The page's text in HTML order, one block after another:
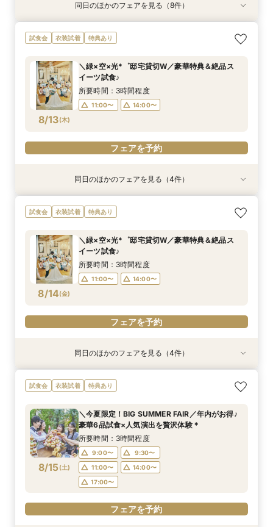
衣装試着 特典あり
8/11(火)
【少人数W限定】1日1組限定の貸切空間×光の
チャペル×豪華試食
9:30〜
14:00〜
17:00〜
衣装試着 特典あり
8/11(火)
【”ムダ”を徹底省略！】「やらなくてもいい」か
ら始めるNEWスタイル結婚式
9:00〜
11:00〜
14:00〜
17:00〜
衣装試着 特典あり
8/11(火)
《マタニティ＆ファミリー婚に》個室もOK！安
心相談会◎
9:00〜
11:00〜
14:00〜
17:00〜
衣装試着 特典あり
8/11(火)
大切なペットも一緒に♪邸宅貸切＆選べる3つの挙
式×豪華特典
9:00〜
11:00〜
14:00〜
17:00〜
衣装試着 特典あり
8/11(火)
＼何も決まってなくてOK／安心相談◎全館まる
ごと見学&無料試食
9:00〜
11:00〜
14:00〜
17:00〜
8/11(火)
【タイパ重視★*60分見学】緑溢れる貸切邸宅を
短時間でご案内OK◎
10:00〜
14:00〜
16:00〜
衣装試着 特典あり
8/11(火)
＼料理重視◎五感で堪能／とろける和牛×伊勢海
老*6品試食★
9:00〜
11:00〜
14:00〜
17:00〜
衣装試着 特典あり
8/11(火)
《遠方応援fair！》バスプレゼント&親御様も試
食付♪安心相談◎
9:00〜
11:00〜
14:00〜
17:00〜
同日のほかのフェアを見る（8件）
試食会 衣装試着 特典あり
8/13(木)
＼緑×空×光*゜邸宅貸切W／豪華特典＆絶品ス
イーツ試食♪
所要時間：3時間程度
11:00〜 14:00〜
フェアを予約
衣装試着 特典あり
8/13(木)
《マタニティ＆ファミリー婚に》個室もOK！安
心相談会◎
11:00〜
衣装試着 特典あり
8/13(木)
《ペットも一緒に♪》広大な敷地を貸切＆憧れ挙
式体験×豪華特典
11:00〜
衣装試着 特典あり
8/13(木)
【少人数ウェディング限定】一軒家を貸切見学×
スイーツ試食★*
11:00〜
衣装試着 特典あり
8/13(木)
【”ムダ”を徹底省略！】「やらなくてもいい」か
ら始めるNEWスタイル結婚式
11:00〜
同日のほかのフェアを見る（4件）
試食会 衣装試着 特典あり
8/14(金)
＼緑×空×光*゜邸宅貸切W／豪華特典＆絶品ス
イーツ試食♪
所要時間：3時間程度
11:00〜 14:00〜
フェアを予約
衣装試着 特典あり
8/14(金)
《マタニティ＆ファミリー婚に》個室もOK！安
心相談会◎
11:00〜 14:00〜
フェアを予約
衣装試着 特典あり
8/14(金)
《ペットも一緒に♪》広大な敷地を貸切＆憧れ挙
式体験×豪華特典
11:00〜 14:00〜
フェアを予約
衣装試着 特典あり
8/14(金)
【少人数ウェディング限定】一軒家を貸切見学×
スイーツ試食★*
11:00〜 14:00〜
フェアを予約
衣装試着 特典あり
8/14(金)
【”ムダ”を徹底省略！】「やらなくてもいい」か
ら始めるNEWスタイル結婚式
11:00〜 14:00〜
フェアを予約
同日のほかのフェアを見る（4件）
試食会 衣装試着 特典あり
8/15(土)
＼今夏限定！BIG SUMMER FAIR／年内がお得♪
豪華6品試食×人気演出を贅沢体験＊
所要時間：3時間程度
9:00〜
9:30〜
11:00〜
14:00〜
17:00〜
フェアを予約